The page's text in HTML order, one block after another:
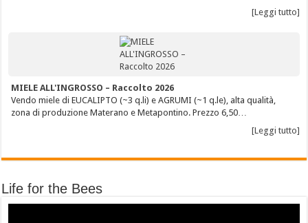
[Leggi tutto]
MIELE ALL'INGROSSO – Raccolto 2026
Vendo miele di EUCALIPTO (~3 q.li) e AGRUMI (~1 q.le), alta qualità,
zona di produzione Materano e Metapontino. Prezzo 6,50…
[Leggi tutto]
Life for the Bees